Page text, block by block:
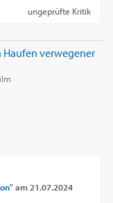
ungeprüfte Kritik
Haufen verwegener
"am 21.07.2024